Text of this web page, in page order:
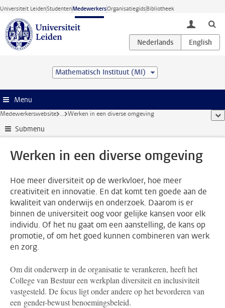
Ga direct naar de inhoud
Universiteit LeidenStudentenMedewerkersOrganisatiegidsBibliotheek
toggle
Mathematisch Instituut (MI)
Menu
Medewerkerswebsite ... Werken in een diverse omgeving
Submenu
Werken in een diverse omgeving
Hoe meer diversiteit op de werkvloer, hoe meer
creativiteit en innovatie. En dat komt ten goede aan de
kwaliteit van onderwijs en onderzoek. Daarom is er
binnen de universiteit oog voor gelijke kansen voor elk
individu. Of het nu gaat om een aanstelling, de kans op
promotie, of om het goed kunnen combineren van werk
en zorg.
Om dit onderwerp in de organisatie te verankeren, heeft het
College van Bestuur een werkplan diversiteit en inclusiviteit
vastgesteld. De focus ligt onder andere op het bevorderen van
een gender-bewust benoemingsbeleid.